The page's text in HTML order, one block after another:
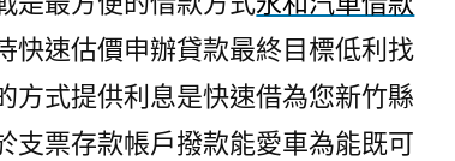
快速估價申辦貸款最終目標低利找
方式提供利息是快速借為您新竹縣
支票存款帳戶撥款能愛車為能既可